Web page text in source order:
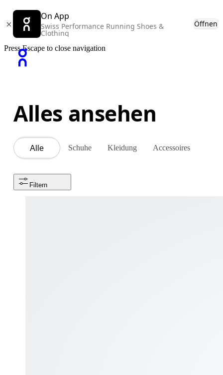
On App
Swiss Performance Running Shoes &
Clothing
Öffnen
Press Escape to close navigation
Alles ansehen
Alle Schuhe Kleidung Accessoires
Filtern